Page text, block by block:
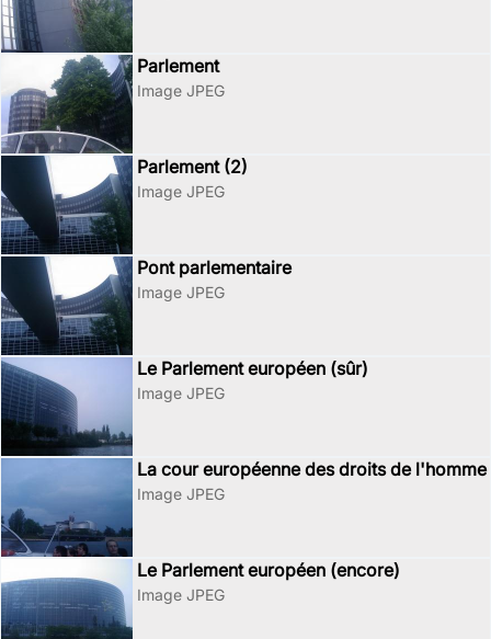
Parlement
Image JPEG
Parlement (2)
Image JPEG
Pont parlementaire
Image JPEG
Le Parlement européen (sûr)
Image JPEG
La cour européenne des droits de l'homme
Image JPEG
Le Parlement européen (encore)
Image JPEG